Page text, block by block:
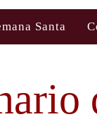
Santa